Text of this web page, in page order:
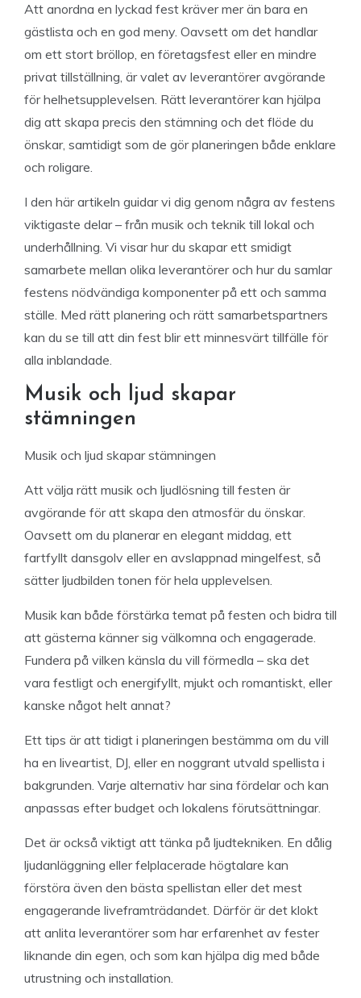
Att anordna en lyckad fest kräver mer än bara en
gästlista och en god meny. Oavsett om det handlar
om ett stort bröllop, en företagsfest eller en mindre
privat tillställning, är valet av leverantörer avgörande
för helhetsupplevelsen. Rätt leverantörer kan hjälpa
dig att skapa precis den stämning och det flöde du
önskar, samtidigt som de gör planeringen både enklare
och roligare.
I den här artikeln guidar vi dig genom några av festens
viktigaste delar – från musik och teknik till lokal och
underhållning. Vi visar hur du skapar ett smidigt
samarbete mellan olika leverantörer och hur du samlar
festens nödvändiga komponenter på ett och samma
ställe. Med rätt planering och rätt samarbetspartners
kan du se till att din fest blir ett minnesvärt tillfälle för
alla inblandade.
Musik och ljud skapar
stämningen
Musik och ljud skapar stämningen
Att välja rätt musik och ljudlösning till festen är
avgörande för att skapa den atmosfär du önskar.
Oavsett om du planerar en elegant middag, ett
fartfyllt dansgolv eller en avslappnad mingelfest, så
sätter ljudbilden tonen för hela upplevelsen.
Musik kan både förstärka temat på festen och bidra till
att gästerna känner sig välkomna och engagerade.
Fundera på vilken känsla du vill förmedla – ska det
vara festligt och energifyllt, mjukt och romantiskt, eller
kanske något helt annat?
Ett tips är att tidigt i planeringen bestämma om du vill
ha en liveartist, DJ, eller en noggrant utvald spellista i
bakgrunden. Varje alternativ har sina fördelar och kan
anpassas efter budget och lokalens förutsättningar.
Det är också viktigt att tänka på ljudtekniken. En dålig
ljudanläggning eller felplacerade högtalare kan
förstöra även den bästa spellistan eller det mest
engagerande liveframträdandet. Därför är det klokt
att anlita leverantörer som har erfarenhet av fester
liknande din egen, och som kan hjälpa dig med både
utrustning och installation.